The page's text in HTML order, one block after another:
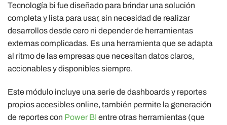
Tecnología bi fue diseñado para brindar una solución
completa y lista para usar, sin necesidad de realizar
desarrollos desde cero ni depender de herramientas
externas complicadas. Es una herramienta que se adapta
al ritmo de las empresas que necesitan datos claros,
accionables y disponibles siempre.
Este módulo incluye una serie de dashboards y reportes
propios accesibles online, también permite la generación
de reportes con Power BI entre otras herramientas (que